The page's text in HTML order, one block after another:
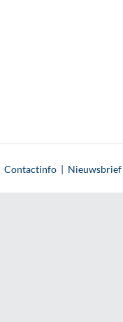
Contactinfo| Nieuwsbrief